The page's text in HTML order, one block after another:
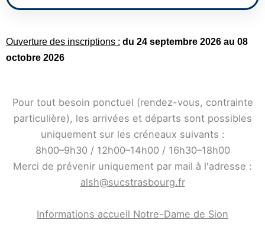
située au bureau de direction. Ils sont restitués
au moment du départ.
Ouverture des inscriptions : du 24 septembre 2026 au 08
octobre 2026
Pour tout besoin ponctuel (rendez-vous, contrainte
particulière), les arrivées et départs sont possibles
uniquement sur les créneaux suivants :
8h00–9h30 / 12h00–14h00 / 16h30–18h00
Merci de prévenir uniquement par mail à l'adresse :
alsh@sucstrasbourg.fr
Informations accueil Notre-Dame de Sion